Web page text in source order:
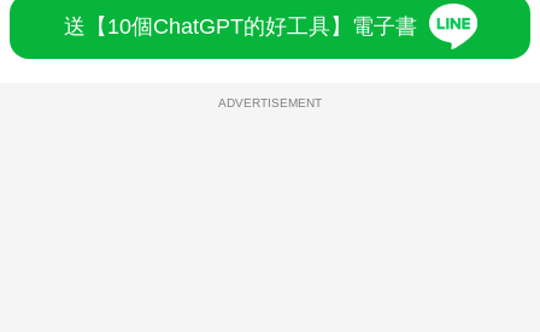
送【10個ChatGPT的好工具】電子書
ADVERTISEMENT